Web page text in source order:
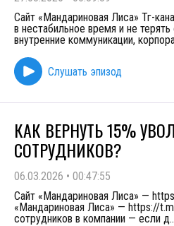
Сайт «Мандариновая Лиса» Тг-
в нестабильное время и не
внутренние коммуникации,
Слушать эпизод
КАК ВЕРНУТЬ 15%
СОТРУДНИКОВ?
06.03.2026 • 00:47:55
Сайт «Мандариновая Лиса» —
«Мандариновая Лиса» — https://
сотрудников в компании — если д